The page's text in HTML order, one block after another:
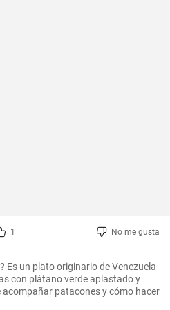
1 No me gusta
Es un plato originario de Venezuela
con plátano verde aplastado y
patacones y cómo hacer